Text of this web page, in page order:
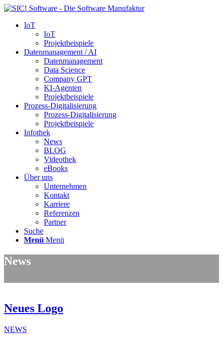
IoT
IoT
Projektbeispiele
Datenmanagement / AI
Datenmanagement
Data Science
Company GPT
KI-Agenten
Projektbeispiele
Prozess-Digitalisierung
Prozess-Digitalisierung
Projektbeispiele
Infothek
News
BLOG
Videothek
eBooks
Über uns
Unternehmen
Kontakt
Karriere
Referenzen
Partner
Suche
Menü Menü
News
Neues Logo
NEWS